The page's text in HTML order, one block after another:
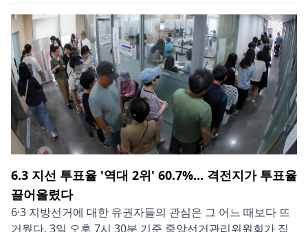
6.3 지선 투표율 '역대 2위' 60.7%… 격전지가 투표율
끌어올렸다
6·3 지방선거에 대한 유권자들의 관심은 그 어느 때보다 뜨
거웠다. 3일 오후 7시 30분 기준 중앙선거관리위원회가 집